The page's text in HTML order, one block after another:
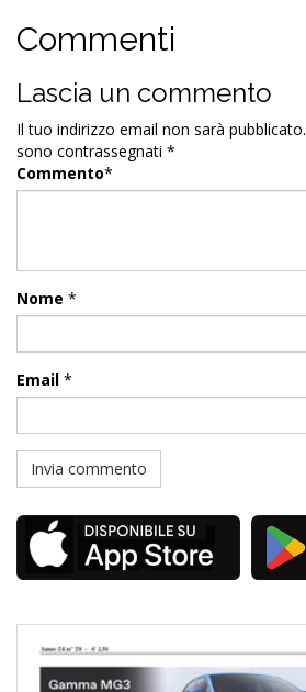
Commenti
Lascia un commento
Il tuo indirizzo email non sarà pubblicato.
sono contrassegnati *
Commento*
Nome *
Email *